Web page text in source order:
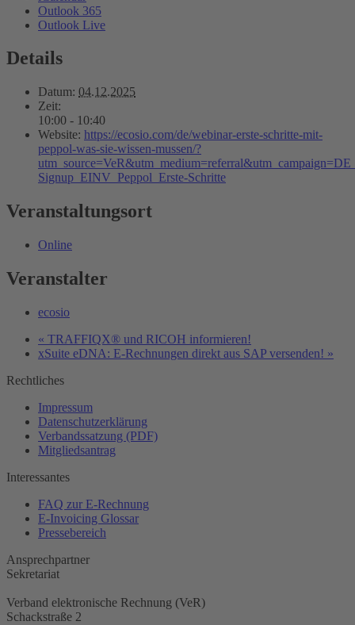
Outlook 365
Outlook Live
Details
Datum: 04.12.2025
Zeit:
10:00 - 10:40
Website: https://ecosio.com/de/webinar-erste-schritte-mit-
peppol-was-sie-wissen-mussen/?
Signup_EINV_Peppol_Erste-Schritte
Veranstaltungsort
Online
Veranstalter
ecosio
« TRAFFIQX® und RICOH informieren!
xSuite eDNA: E-Rechnungen direkt aus SAP versenden! »
Rechtliches
Impressum
Datenschutzerklärung
Verbandssatzung (PDF)
Mitgliedsantrag
Interessantes
FAQ zur E-Rechnung
E-Invoicing Glossar
Pressebereich
Ansprechpartner
Sekretariat
Verband elektronische Rechnung (VeR)
Schackstraße 2